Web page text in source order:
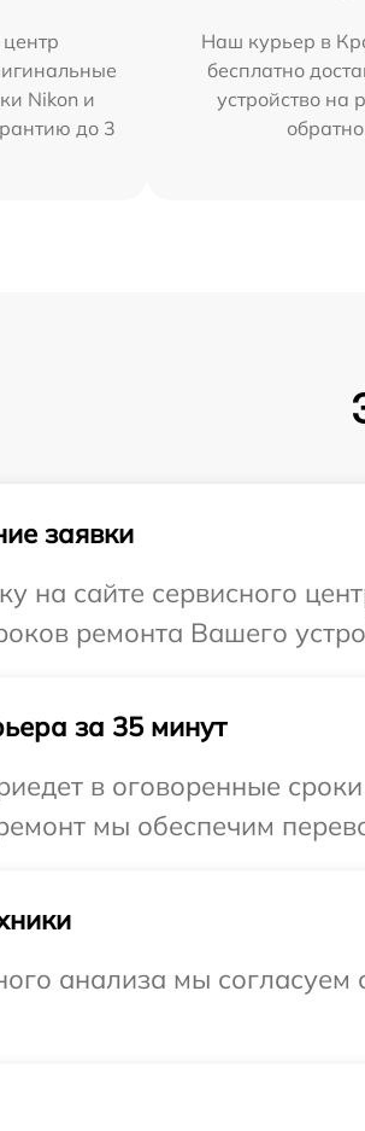
Nikon и
до 3
Наш курьер в
бесплатно
устройство на
заявки
на сайте сервисного
ремонта Вашего
за 35 минут
в оговоренные
мы обеспечим
анализа мы